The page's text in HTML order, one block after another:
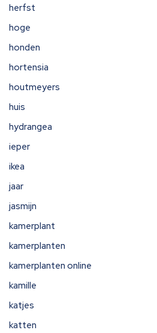
herfst
hoge
honden
hortensia
houtmeyers
huis
hydrangea
ieper
ikea
jaar
jasmijn
kamerplant
kamerplanten
kamerplanten online
kamille
katjes
katten